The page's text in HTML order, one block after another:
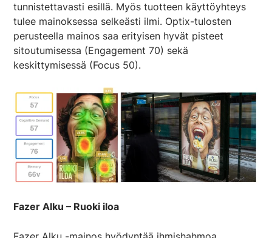
tunnistettavasti esillä. Myös tuotteen käyttöyhteys
tulee mainoksessa selkeästi ilmi. Optix-tulosten
perusteella mainos saa erityisen hyvät pisteet
sitoutumisessa (Engagement 70) sekä
keskittymisessä (Focus 50).
Fazer Alku – Ruoki iloa